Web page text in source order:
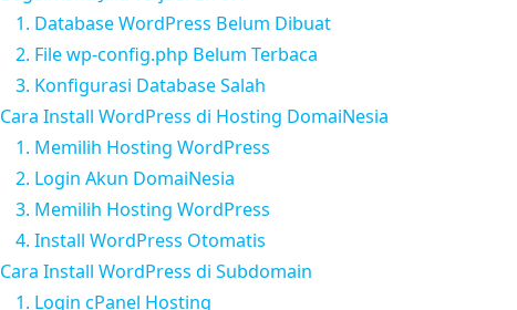
1. Database WordPress Belum Dibuat
2. File wp-config.php Belum Terbaca
3. Konfigurasi Database Salah
Cara Install WordPress di Hosting DomaiNesia
1. Memilih Hosting WordPress
2. Login Akun DomaiNesia
3. Memilih Hosting WordPress
4. Install WordPress Otomatis
Cara Install WordPress di Subdomain
1. Login cPanel Hosting